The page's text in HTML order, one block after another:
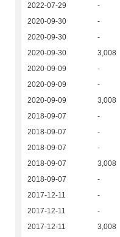
2022-07-29
-
2020-09-30
-
2020-09-30
-
2020-09-30
3,008
2020-09-09
-
2020-09-09
-
2020-09-09
3,008
2018-09-07
-
2018-09-07
-
2018-09-07
-
2018-09-07
3,008
2018-09-07
-
2017-12-11
-
2017-12-11
-
2017-12-11
3,008